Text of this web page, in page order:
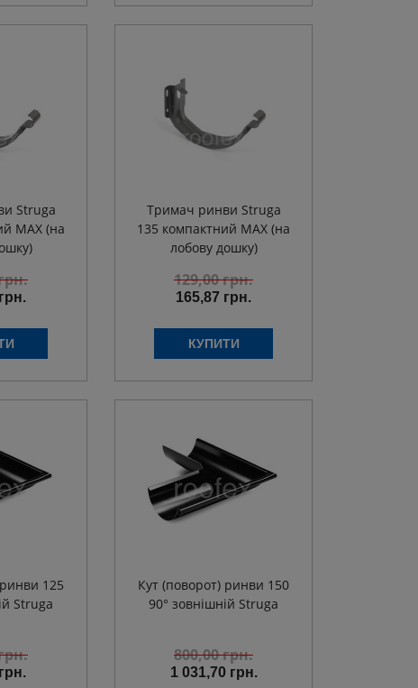
Struga
MAX (на
Тримач ринви Struga
135 компактний MAX (на
лобову дошку)
129,00грн.
165,87 грн.
125
Struga
Кут (поворот) ринви 150
90° зовнішній Struga
800,00грн.
1 031,70 грн.